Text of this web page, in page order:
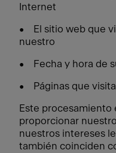
Internet
• El sitio web que
nuestro
• Fecha y hora de
• Páginas que
Este procesamiento
proporcionar
nuestros intereses
también coinciden